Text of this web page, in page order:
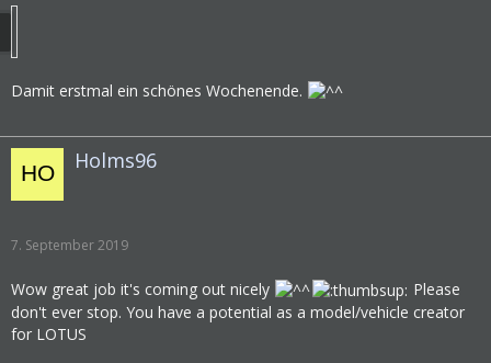
Damit erstmal ein schönes Wochenende.
Holms96
7. September 2019
Wow great job it's coming out nicely
Please
don't ever stop. You have a potential as a model/vehicle creator
for LOTUS